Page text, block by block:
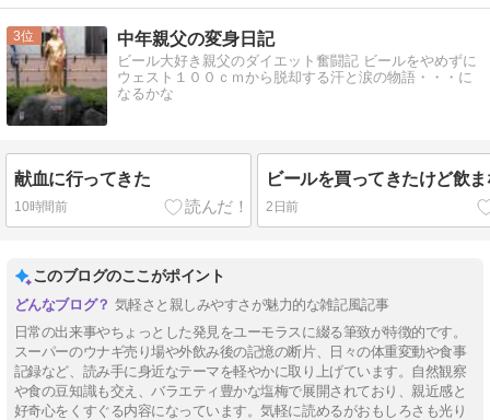
3 中年親父の変身日記
ビール大好き親父のダイエット奮闘記 ビールをやめずに
ウェスト１００ｃｍから脱却する汗と涙の物語・・・に
なるかな
献血に行ってきた
10時間前
ビールを買ってきたけど飲
2日前
このブログのここがポイント
気軽さと親しみやすさが魅力的な雑記風記事
日常の出来事やちょっとした発見をユーモラスに綴る筆致が特徴的です。
スーパーのウナギ売り場や外飲み後の記憶の断片、日々の体重変動や食事
記録など、読み手に身近なテーマを軽やかに取り上げています。自然観察
や食の豆知識も交え、バラエティ豊かな塩梅で展開されており、親近感と
好奇心をくすぐる内容になっています。気軽に読めるがおもしろさも光り